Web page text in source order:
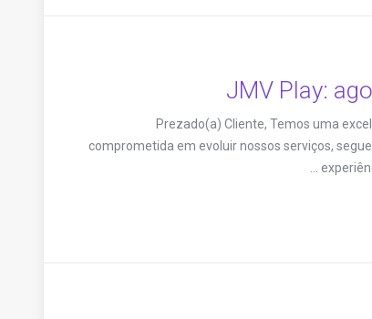
JMV Play:
Prezado(a) Cliente, Temos uma
comprometida em evoluir nossos serviços,